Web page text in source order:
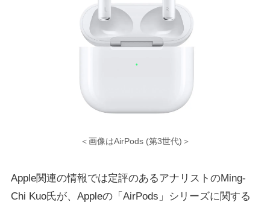
＜画像はAirPods (第3世代)＞
Apple関連の情報では定評のあるアナリストのMing-
Chi Kuo氏が、Appleの「AirPods」シリーズに関する